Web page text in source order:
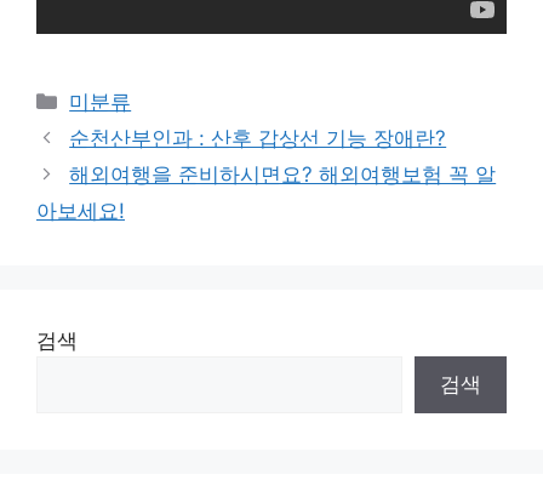
Categories
미분류
순천산부인과 : 산후 갑상선 기능 장애란?
해외여행을 준비하시면요? 해외여행보험 꼭 알
아보세요!
검색
검색